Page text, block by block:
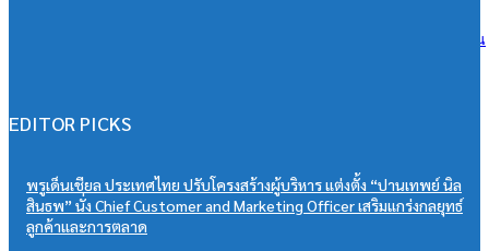
วิริยะประกันภัย หนุนเยาวชนสู่เวทีวิชาการประกันภัย มอบทุนสนับสนุน
EDITOR PICKS
พรูเด็นเชียล ประเทศไทย ปรับโครงสร้างผู้บริหาร แต่งตั้ง “ปานเทพย์ นิล
สินธพ” นั่ง Chief Customer and Marketing Officer เสริมแกร่งกลยุทธ์
ลูกค้าและการตลาด